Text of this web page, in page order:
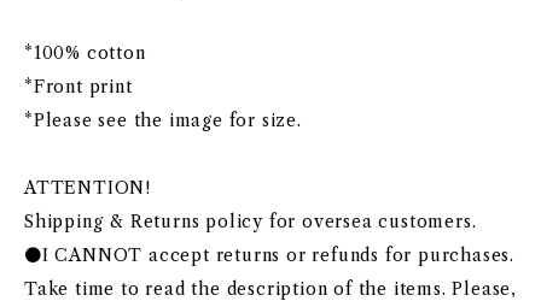
*100% cotton
*Front print
*Please see the image for size.
ATTENTION!
Shipping & Returns policy for oversea customers.
●I CANNOT accept returns or refunds for purchases.
Take time to read the description of the items. Please,